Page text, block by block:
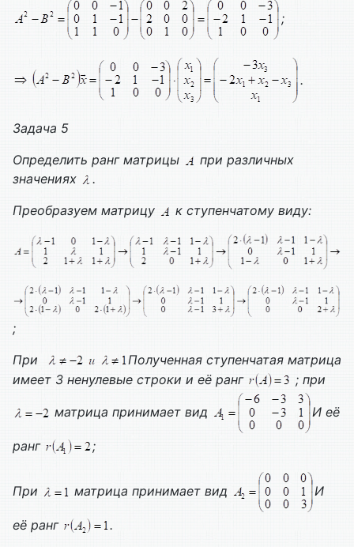
;
.
Задача 5
Определить ранг матрицы
при различных
значениях
.
Преобразуем матрицу
к ступенчатому виду:
;
При
Полученная ступенчатая матрица
имеет 3 ненулевые строки и её ранг
; при
матрица принимает вид И её
ранг ;
При матрица принимает вид И
её ранг .